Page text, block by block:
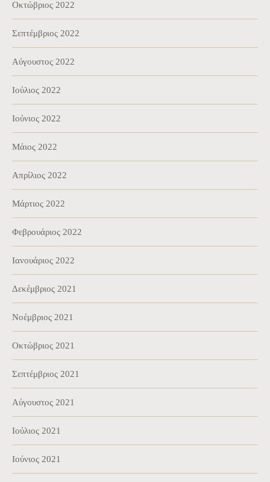
Οκτώβριος 2022
Σεπτέμβριος 2022
Αύγουστος 2022
Ιούλιος 2022
Ιούνιος 2022
Μάιος 2022
Απρίλιος 2022
Μάρτιος 2022
Φεβρουάριος 2022
Ιανουάριος 2022
Δεκέμβριος 2021
Νοέμβριος 2021
Οκτώβριος 2021
Σεπτέμβριος 2021
Αύγουστος 2021
Ιούλιος 2021
Ιούνιος 2021